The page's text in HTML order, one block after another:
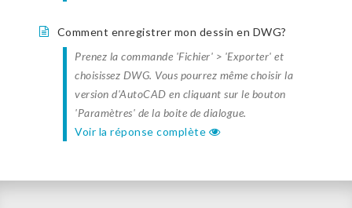
Comment enregistrer mon dessin en DWG?
Prenez la commande 'Fichier' > 'Exporter' et
choisissez DWG. Vous pourrez même choisir la
version d'AutoCAD en cliquant sur le bouton
'Paramètres' de la boite de dialogue.
Voir la réponse complète